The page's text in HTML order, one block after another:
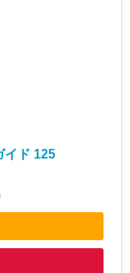
イド 125